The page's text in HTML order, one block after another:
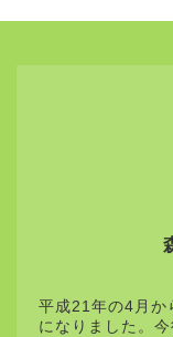
平成21年の4月か
になりました。